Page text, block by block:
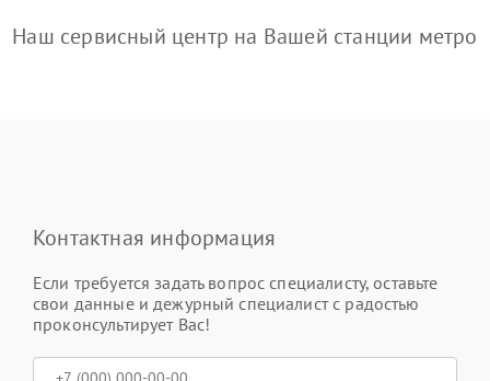
Наш сервисный центр на Вашей станции метро
Контактная информация
Если требуется задать вопрос специалисту, оставьте
свои данные и дежурный специалист с радостью
проконсультирует Вас!